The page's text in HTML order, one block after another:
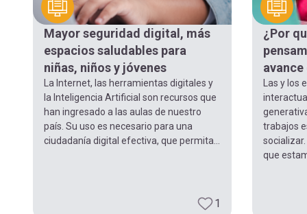
navegación
Mayor seguridad digital, más
espacios saludables para
niñas, niños y jóvenes
La Internet, las herramientas digitales y
la Inteligencia Artificial son recursos que
han ingresado a las aulas de nuestro
país. Su uso es necesario para una
ciudadanía digital efectiva, que permita...
1
¿Por
Las y los
trabajos
que